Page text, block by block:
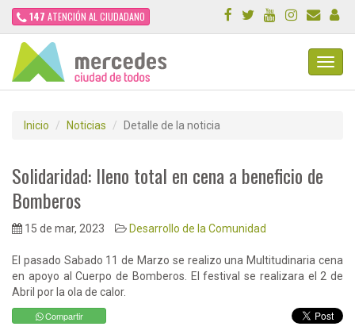
147 ATENCIÓN AL CIUDADANO
Inicio Noticias Detalle de la noticia
Solidaridad: lleno total en cena a beneficio de
Bomberos
15 de mar, 2023 Desarrollo de la Comunidad
El pasado Sabado 11 de Marzo se realizo una Multitudinaria cena
en apoyo al Cuerpo de Bomberos. El festival se realizara el 2 de
Abril por la ola de calor.
Compartir